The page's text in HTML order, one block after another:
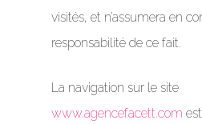
visités, et n’assumera en
responsabilité de ce fait.
La navigation sur le site
www.agencefacett.com